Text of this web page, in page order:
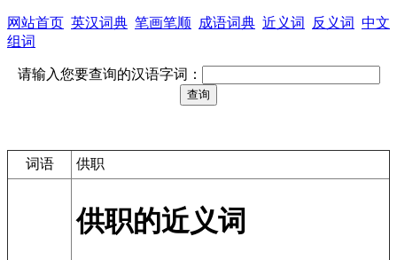
网站首页 英汉词典 笔画笔顺 成语词典 近义词 反义词 中文
组词
请输入您要查询的汉语字词：
词语 供职
供职的近义词